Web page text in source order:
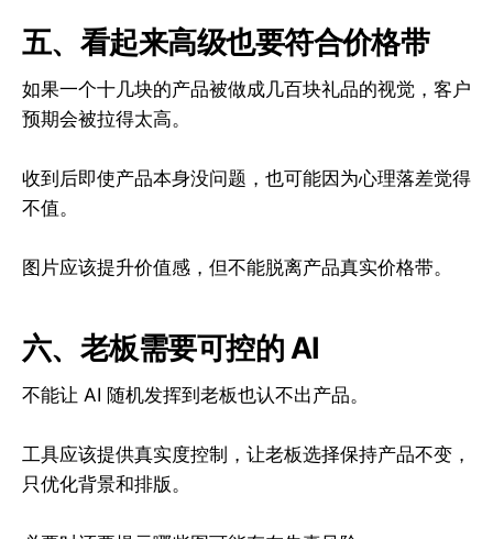
五、看起来高级也要符合价格带
如果一个十几块的产品被做成几百块礼品的视觉，客户
预期会被拉得太高。
收到后即使产品本身没问题，也可能因为心理落差觉得
不值。
图片应该提升价值感，但不能脱离产品真实价格带。
六、老板需要可控的 AI
不能让 AI 随机发挥到老板也认不出产品。
工具应该提供真实度控制，让老板选择保持产品不变，
只优化背景和排版。